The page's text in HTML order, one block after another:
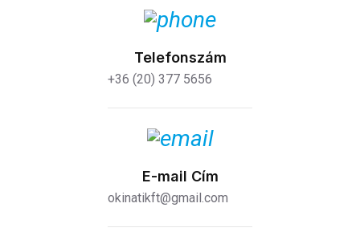
Telefonszám
+36 (20) 377 5656
E-mail Cím
okinatikft@gmail.com